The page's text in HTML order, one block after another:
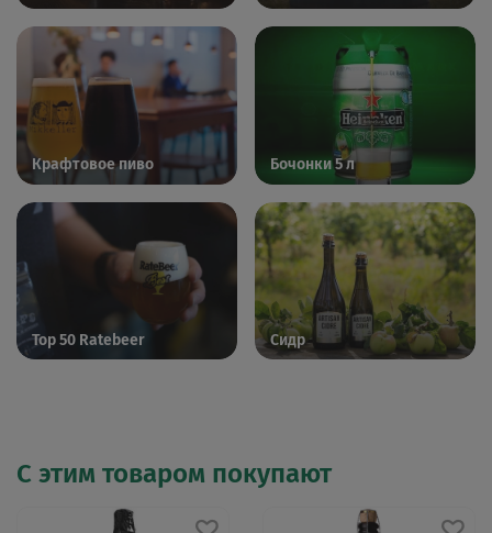
Крафтовое пиво Бочонки 5 л
Top 50 Ratebeer Сидр
С этим товаром покупают